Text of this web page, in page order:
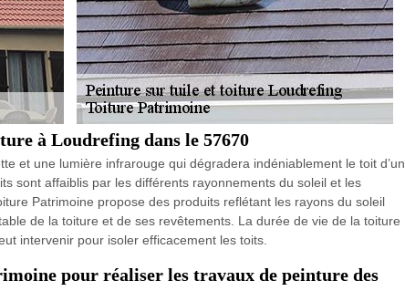
à Loudrefing dans le 57670
et une lumière infrarouge qui dégradera indéniablement le toit d’un
sont affaiblis par les différents rayonnements du soleil et les
Patrimoine propose des produits reflétant les rayons du soleil
de la toiture et de ses revêtements. La durée de vie de la toiture
intervenir pour isoler efficacement les toits.
pour réaliser les travaux de peinture des